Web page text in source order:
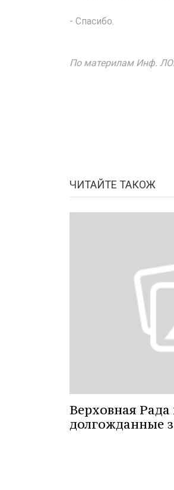
- Спасибо.
По материлам Инф.
ЧИТАЙТЕ ТАКОЖ
Верховная
долгожданные